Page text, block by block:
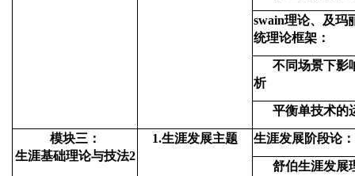
swain理论、及玛
统理论框架：
不同场景下影
析
平衡单技术的
模块三：
生涯基础理论与技法2
1.生涯发展主题 生涯发展阶段论：
舒伯生涯发展